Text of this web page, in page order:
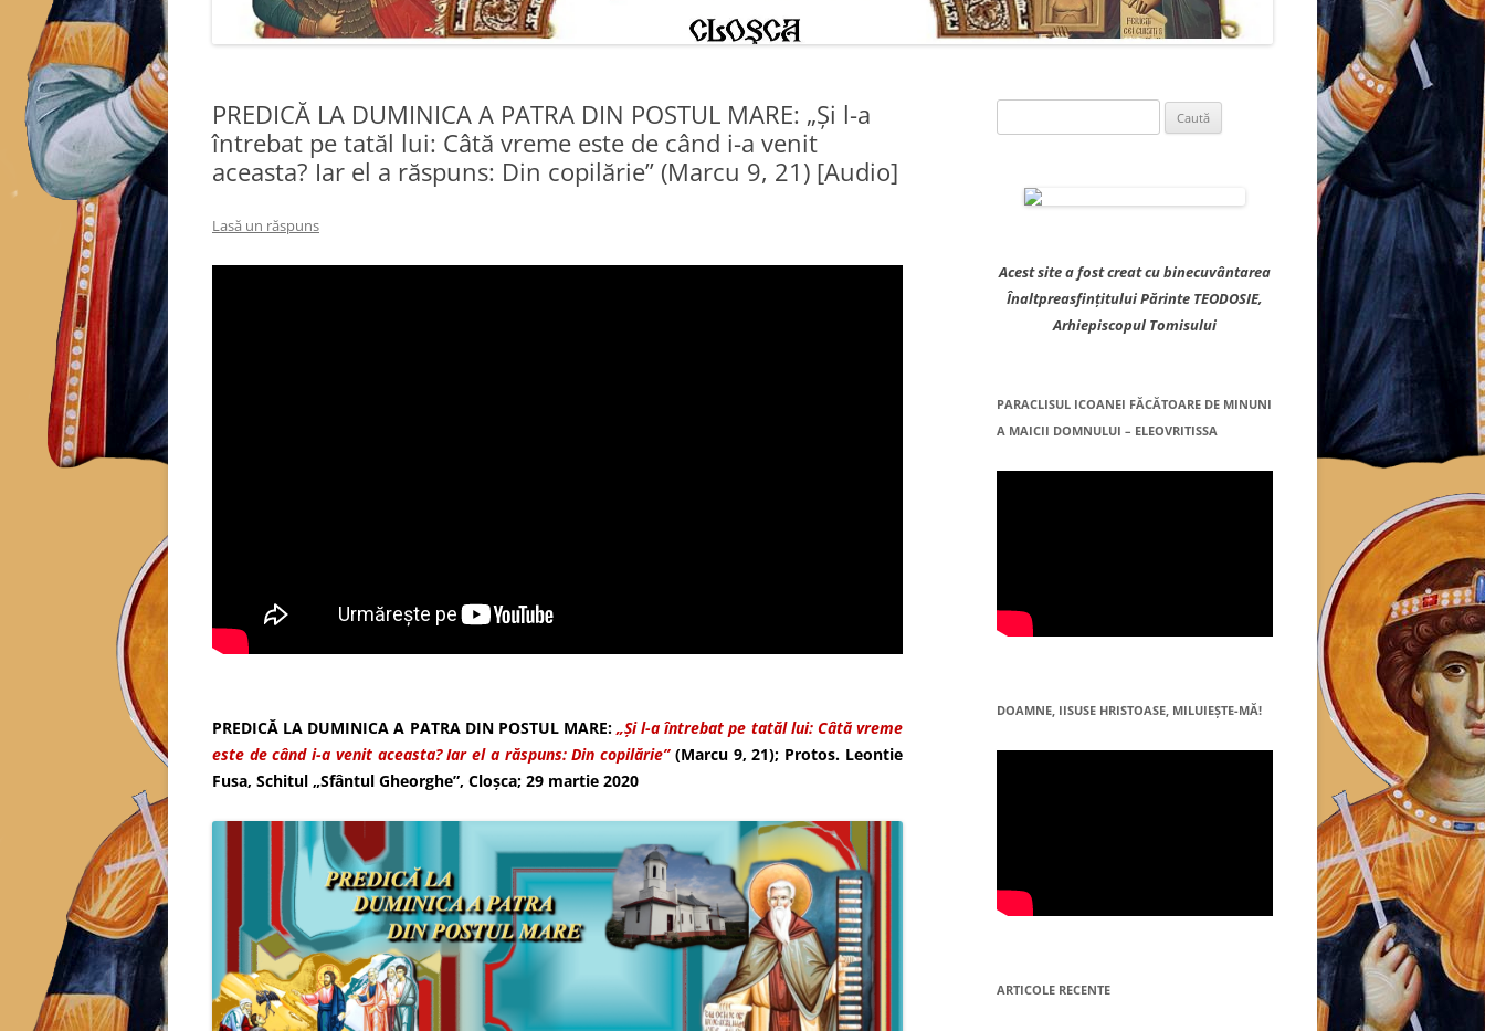
PREDICĂ LA DUMINICA A PATRA DIN POSTUL MARE: „Şi l-a
întrebat pe tatăl lui: Câtă vreme este de când i-a venit
aceasta? Iar el a răspuns: Din copilărie” (Marcu 9, 21) [Audio]
Lasă un răspuns
PREDICĂ LA DUMINICA A PATRA DIN POSTUL MARE: „Şi l-a întrebat pe tatăl lui: Câtă vreme
este de când i-a venit aceasta? Iar el a răspuns: Din copilărie” (Marcu 9, 21); Protos. Leontie
Fusa, Schitul „Sfântul Gheorghe”, Cloşca; 29 martie 2020
după:
Acest site a fost creat cu binecuvântarea
Înaltpreasfințitului Părinte TEODOSIE,
Arhiepiscopul Tomisului
PARACLISUL ICOANEI FĂCĂTOARE DE MINUNI
A MAICII DOMNULUI – ELEOVRITISSA
DOAMNE, IISUSE HRISTOASE, MILUIEŞTE-MĂ!
ARTICOLE RECENTE